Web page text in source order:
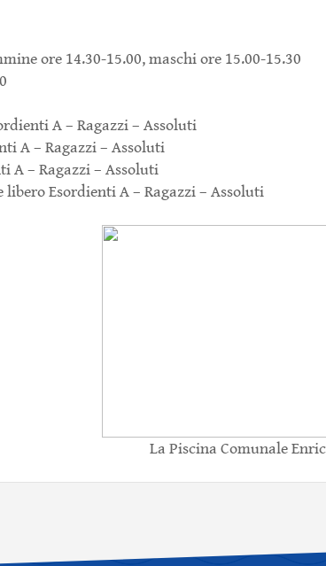
ore 14.30-15.00, maschi ore 15.00-15.30
A – Ragazzi – Assoluti
A – Ragazzi – Assoluti
A – Ragazzi – Assoluti
Esordienti A – Ragazzi – Assoluti
La Piscina Comunale